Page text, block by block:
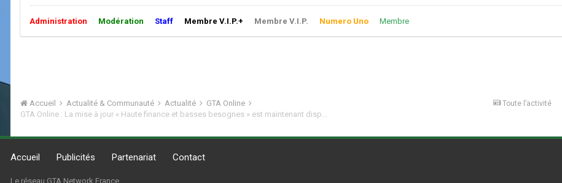
Administration Modération Staff Membre V.I.P.+ Membre V.I.P. Numero Uno Membre
Toute l’activité
Accueil Actualité & Communauté Actualité
GTA Online
GTA Online : La mise à jour « Haute finance et basses besognes » est maintenant disponible
Accueil Publicités Partenariat Contact
Le réseau GTA Network France